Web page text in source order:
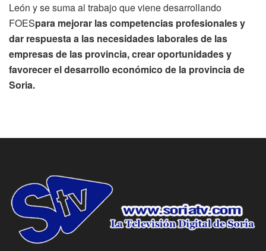
León y se suma al trabajo que viene desarrollando
FOESpara mejorar las competencias profesionales y
dar respuesta a las necesidades laborales de las
empresas de las provincia, crear oportunidades y
favorecer el desarrollo económico de la provincia de
Soria.